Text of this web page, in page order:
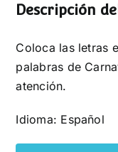
Descripción
Coloca las letras
palabras de
atención.
Idioma: Español